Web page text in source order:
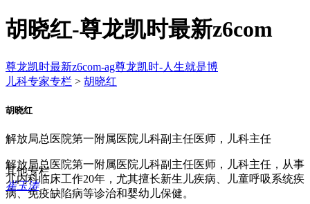
胡晓红-尊龙凯时最新z6com
尊龙凯时最新z6com-ag尊龙凯时-人生就是博
儿科专家专栏 > 胡晓红
胡晓红
解放局总医院第一附属医院儿科副主任医师，儿科主任
解放局总医院第一附属医院儿科副主任医师，儿科主任，从事
儿内科临床工作20年，尤其擅长新生儿疾病、儿童呼吸系统疾
病、免疫缺陷病等诊治和婴幼儿保健。
其他专栏
崔玉涛